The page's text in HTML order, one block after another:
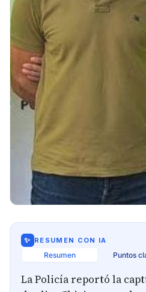
✨ RESUMEN CON IA
Resumen Puntos
La Policía reportó la